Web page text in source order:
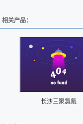
相关产品：
长沙三聚氯氰